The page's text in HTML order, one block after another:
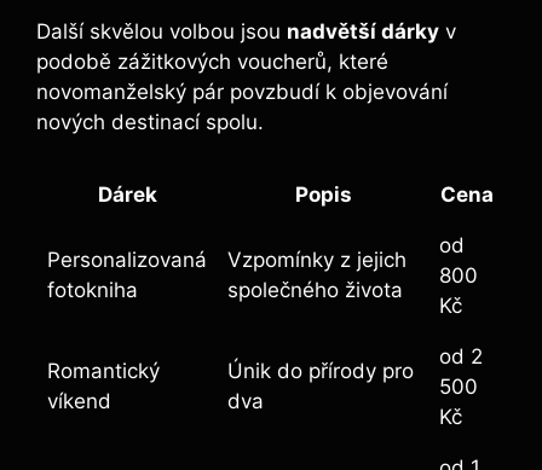
Další skvělou volbou jsou nadvětší dárky v
podobě zážitkových voucherů, které
novomanželský pár povzbudí k objevování
nových destinací spolu.
Dárek Popis Cena
Personalizovaná
fotokniha
Vzpomínky z jejich
společného života
od
800
Kč
Romantický
víkend
Únik do přírody pro
dva
od 2
500
Kč